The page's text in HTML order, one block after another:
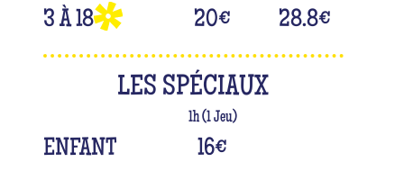
3 À 18 20€ 28.8€
LES SPÉCIAUX
1h (1 Jeu)
ENFANT 16€